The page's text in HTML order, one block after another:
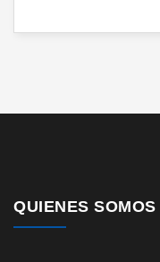
QUIENES SOMOS